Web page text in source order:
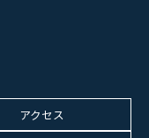
アクセス